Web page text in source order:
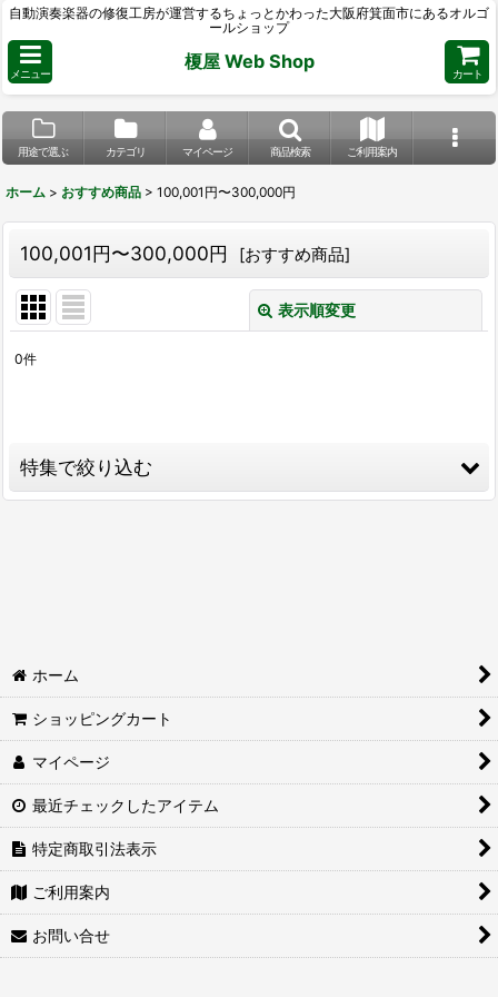
自動演奏楽器の修復工房が運営するちょっとかわった大阪府箕面市にあるオルゴ
ールショップ
メニュー
榎屋 Web Shop
カート
用途で選ぶ カテゴリ マイページ 商品検索 ご利用案内
ホーム > おすすめ商品 > 100,001円〜300,000円
100,001円〜300,000円 [おすすめ商品]
表示順変更
絞り込む
0件
特集で絞り込む
5,001円〜10,000円
10,001円〜30,000円
30,001円〜50,000円
100,001円〜300,000円
300,001円〜500,000円
ホーム
ショッピングカート
マイページ
最近チェックしたアイテム
特定商取引法表示
ご利用案内
お問い合せ